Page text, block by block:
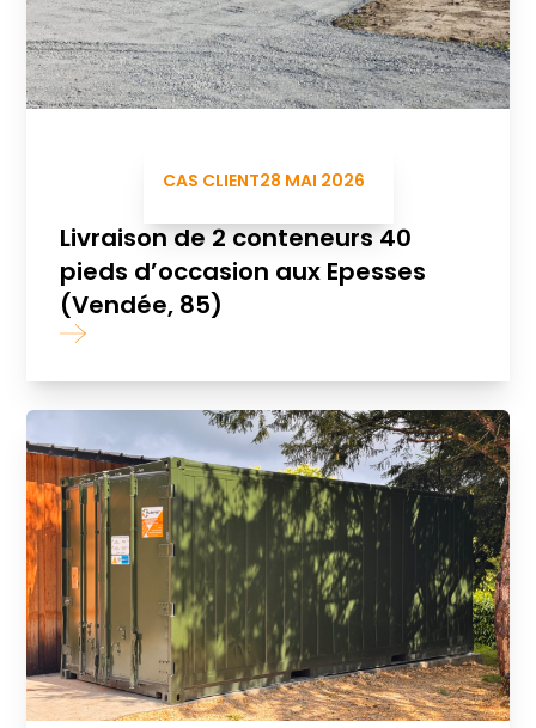
CAS CLIENT28 MAI 2026
Livraison de 2 conteneurs 40
pieds d’occasion aux Epesses
(Vendée, 85)